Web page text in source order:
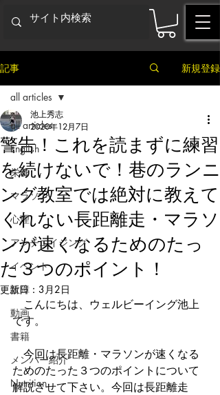
記事 新規登録
all articles
English
栄養
マラソン
心理
アンチエイジング
イベント
故障
動画
書籍
メンバー紹介
Nutrition
all articles
警告！これを読まずに練習
を続けないで！巷のランニ
ング教室では絶対に教えて
くれない長距離走・マラソ
ンが速くなるためのたっ
た３つのポイント！
池上秀志
2020年12月7日
更新日： 3月2日
こんにちは、ウェルビーイング池上
です。
今回は長距離・マラソンが速くなる
ためのたった３つのポイントについて
解説させて下さい。今回は長距離走